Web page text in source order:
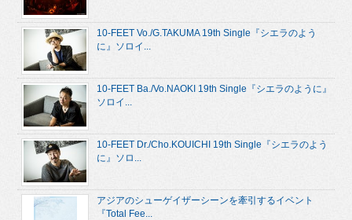
10-FEET Vo./G.TAKUMA 19th Single『シエラのよう
に』ソロイ...
10-FEET Ba./Vo.NAOKI 19th Single『シエラのように』
ソロイ...
10-FEET Dr./Cho.KOUICHI 19th Single『シエラのよう
に』ソロ...
アジアのシューゲイザーシーンを牽引するイベント
『Total Fee...